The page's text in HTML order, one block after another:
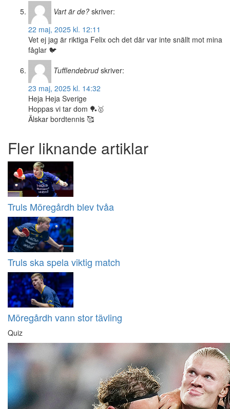
Vart är de? skriver:
22 maj, 2025 kl. 12:11
Vet ej jag är riktiga Felix och det där var inte snällt mot mina
fåglar 🐦
Tufflendebrud skriver:
23 maj, 2025 kl. 14:32
Heja Heja Sverige
Hoppas vi tar dom 🏓🥇
Älskar bordtennis 🥰
Fler liknande artiklar
Truls Möregårdh blev tvåa
Truls ska spela viktig match
Möregårdh vann stor tävling
Quiz